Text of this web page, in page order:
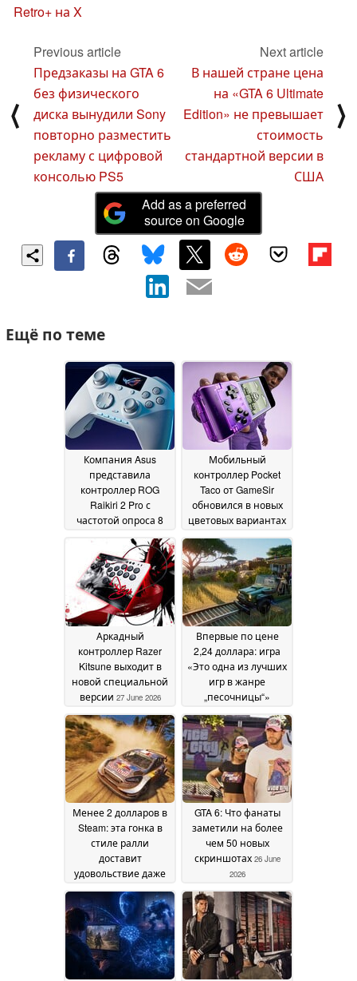
Retro+ на X
⟨
Previous article
Предзаказы на GTA 6
без физического
диска вынудили Sony
повторно разместить
рекламу с цифровой
консолью PS5
Next article
В нашей стране цена
на «GTA 6 Ultimate
Edition» не превышает
стоимость
стандартной версии в
США
⟩
Add as a preferred
source on Google
Ещё по теме
Компания Asus
представила
контроллер ROG
Raikiri 2 Pro с
частотой опроса 8
автономной работы
75 часов10 July 2026
Мобильный
контроллер Pocket
Taco от GameSir
обновился в новых
цветовых вариантах
01 July 2026
Аркадный
контроллер Razer
Kitsune выходит в
новой специальной
версии 27 June 2026
Впервые по цене
2,24 доллара: игра
«Это одна из лучших
игр в жанре
„песочницы“»
скидкой 95 %26 June
2026
Менее 2 долларов в
Steam: эта гонка в
стиле ралли
доставит
удовольствие даже
устройства26 June 2026
GTA 6: Что фанаты
заметили на более
чем 50 новых
скриншотах 26 June
2026